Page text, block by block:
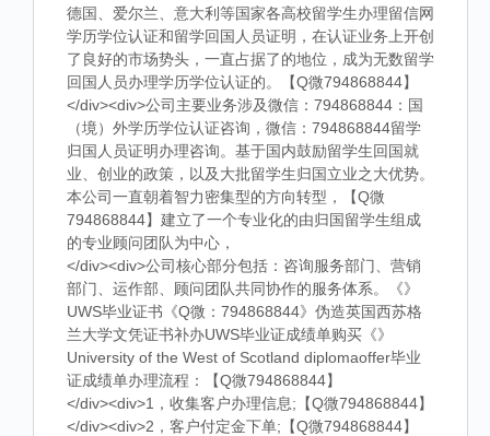
德国、爱尔兰、意大利等国家各高校留学生办理留信网
学历学位认证和留学回国人员证明，在认证业务上开创
了良好的市场势头，一直占据了的地位，成为无数留学
回国人员办理学历学位认证的。【Q微794868844】
</div><div>公司主要业务涉及微信：794868844：国
（境）外学历学位认证咨询，微信：794868844留学
归国人员证明办理咨询。基于国内鼓励留学生回国就
业、创业的政策，以及大批留学生归国立业之大优势。
本公司一直朝着智力密集型的方向转型，【Q微
794868844】建立了一个专业化的由归国留学生组成
的专业顾问团队为中心，
</div><div>公司核心部分包括：咨询服务部门、营销
部门、运作部、顾问团队共同协作的服务体系。《》
UWS毕业证书《Q微：794868844》伪造英国西苏格
兰大学文凭证书补办UWS毕业证成绩单购买《》
University of the West of Scotland diplomaoffer毕业
证成绩单办理流程：【Q微794868844】
</div><div>1，收集客户办理信息;【Q微794868844】
</div><div>2，客户付定金下单;【Q微794868844】